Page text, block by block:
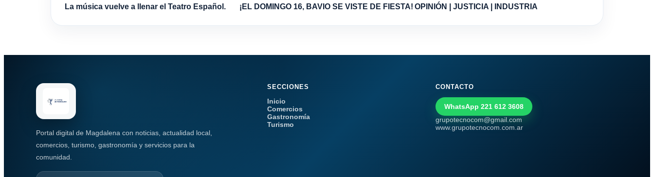
La música vuelve a llenar el Teatro Español. ¡EL DOMINGO 16, BAVIO SE VISTE DE FIESTA! OPINIÓN | JUSTICIA | INDUSTRIA
Portal digital de Magdalena con noticias, actualidad local,
comercios, turismo, gastronomía y servicios para la
comunidad.
SECCIONES
Inicio
Comercios
Gastronomía
Turismo
CONTACTO
WhatsApp 221 612 3608
grupotecnocom@gmail.com
www.grupotecnocom.com.ar